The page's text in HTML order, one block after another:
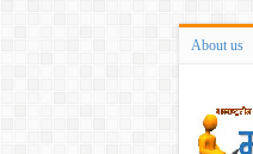
About us